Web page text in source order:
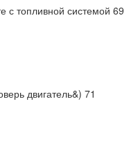
с топливной системой 69
двигатель&) 71